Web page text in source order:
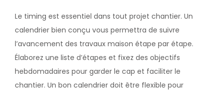
Le timing est essentiel dans tout projet chantier. Un
calendrier bien conçu vous permettra de suivre
l’avancement des travaux maison étape par étape.
Élaborez une liste d’étapes et fixez des objectifs
hebdomadaires pour garder le cap et faciliter le
chantier. Un bon calendrier doit être flexible pour